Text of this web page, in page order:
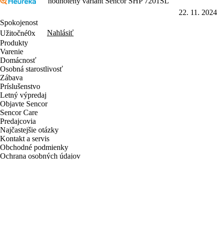
22. 11. 2024
Spokojenost
Užitočné0x
Nahlásiť
Produkty
Varenie
Domácnosť
Osobná starostlivosť
Zábava
Príslušenstvo
Letný výpredaj
Objavte Sencor
Sencor Care
Predajcovia
Najčastejšie otázky
Kontakt a servis
Obchodné podmienky
Ochrana osobných údajov